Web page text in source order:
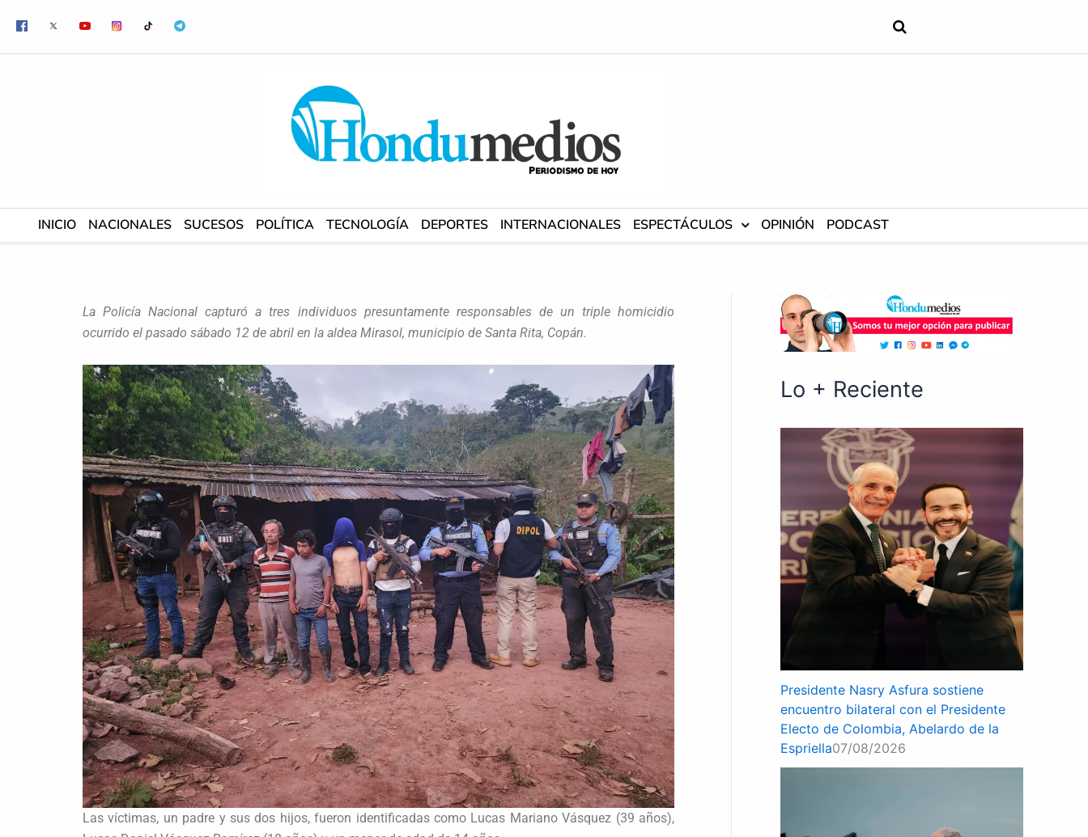
contenido
INICIO NACIONALES SUCESOS POLÍTICA TECNOLOGÍA DEPORTES INTERNACIONALES ESPECTÁCULOS OPINIÓN PODCAST
La Policía Nacional capturó a tres individuos presuntamente responsables de un triple homicidio
ocurrido el pasado sábado 12 de abril en la aldea Mirasol, municipio de Santa Rita, Copán.
Las víctimas, un padre y sus dos hijos, fueron identificadas como Lucas Mariano Vásquez (39 años),
Lo + Reciente
Presidente Nasry Asfura sostiene
encuentro bilateral con el Presidente
Electo de Colombia, Abelardo de la
Espriella07/08/2026